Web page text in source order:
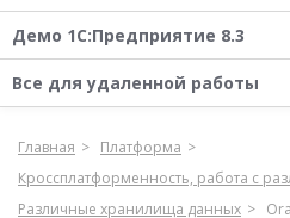
Демо 1С:Предприятие 8.3
Все для удаленной работы
Главная
Платформа
Кроссплатформенность, работа с
Различные хранилища данных